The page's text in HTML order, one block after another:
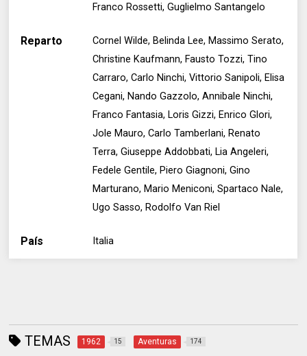
Franco Rossetti, Guglielmo Santangelo
Reparto
Cornel Wilde, Belinda Lee, Massimo Serato,
Christine Kaufmann, Fausto Tozzi, Tino
Carraro, Carlo Ninchi, Vittorio Sanipoli, Elisa
Cegani, Nando Gazzolo, Annibale Ninchi,
Franco Fantasia, Loris Gizzi, Enrico Glori,
Jole Mauro, Carlo Tamberlani, Renato
Terra, Giuseppe Addobbati, Lia Angeleri,
Fedele Gentile, Piero Giagnoni, Gino
Marturano, Mario Meniconi, Spartaco Nale,
Ugo Sasso, Rodolfo Van Riel
País Italia
TEMAS 1962 15 Aventuras 174